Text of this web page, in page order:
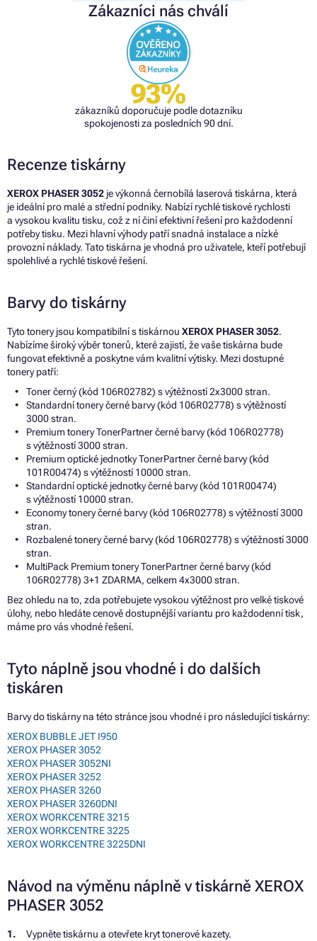
Zákazníci nás chválí
93%
zákazníků doporučuje podle dotazníku
spokojenosti za posledních 90 dní.
Recenze tiskárny
XEROX PHASER 3052 je výkonná černobílá laserová tiskárna, která
je ideální pro malé a střední podniky. Nabízí rychlé tiskové rychlosti
a vysokou kvalitu tisku, což z ní činí efektivní řešení pro každodenní
potřeby tisku. Mezi hlavní výhody patří snadná instalace a nízké
provozní náklady. Tato tiskárna je vhodná pro uživatele, kteří potřebují
spolehlivé a rychlé tiskové řešení.
Barvy do tiskárny
Tyto tonery jsou kompatibilní s tiskárnou XEROX PHASER 3052.
Nabízíme široký výběr tonerů, které zajistí, že vaše tiskárna bude
fungovat efektivně a poskytne vám kvalitní výtisky. Mezi dostupné
tonery patří:
Toner černý (kód 106R02782) s výtěžností 2x3000 stran.
Standardní tonery černé barvy (kód 106R02778) s výtěžností
3000 stran.
Premium tonery TonerPartner černé barvy (kód 106R02778)
s výtěžností 3000 stran.
Premium optické jednotky TonerPartner černé barvy (kód
101R00474) s výtěžností 10000 stran.
Standardní optické jednotky černé barvy (kód 101R00474)
s výtěžností 10000 stran.
Economy tonery černé barvy (kód 106R02778) s výtěžností 3000
stran.
Rozbalené tonery černé barvy (kód 106R02778) s výtěžností 3000
stran.
MultiPack Premium tonery TonerPartner černé barvy (kód
106R02778) 3+1 ZDARMA, celkem 4x3000 stran.
Bez ohledu na to, zda potřebujete vysokou výtěžnost pro velké tiskové
úlohy, nebo hledáte cenově dostupnější variantu pro každodenní tisk,
máme pro vás vhodné řešení.
Tyto náplně jsou vhodné i do dalších
tiskáren
Barvy do tiskárny na této stránce jsou vhodné i pro následující tiskárny:
XEROX BUBBLE JET I950
XEROX PHASER 3052
XEROX PHASER 3052NI
XEROX PHASER 3252
XEROX PHASER 3260
XEROX PHASER 3260DNI
XEROX WORKCENTRE 3215
XEROX WORKCENTRE 3225
XEROX WORKCENTRE 3225DNI
Návod na výměnu náplně v tiskárně XEROX
PHASER 3052
Vypněte tiskárnu a otevřete kryt tonerové kazety.